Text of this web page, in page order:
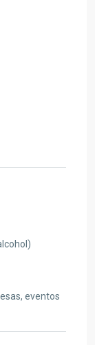
eventos